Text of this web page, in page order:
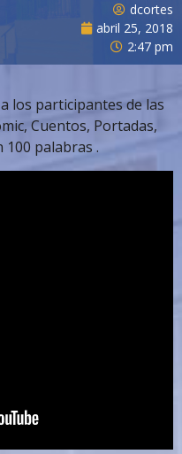
dcortes
abril 25, 2018
2:47 pm
los participantes de las
Cuentos, Portadas,
100 palabras .